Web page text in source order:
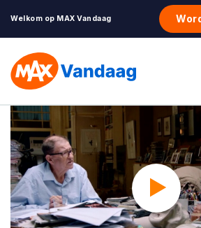
Welkom op MAX Vandaag